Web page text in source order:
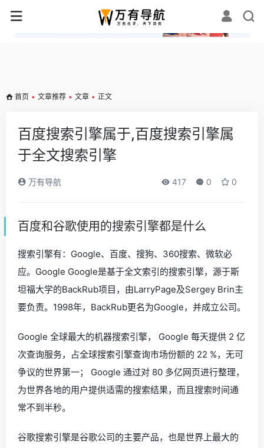
✕
首页 • 文章推荐 • 文章 • 正文
百度搜索引擎属于,百度搜索引擎属
于全文搜索引擎
万有导航 417 0 0
百度和谷歌使用的搜索引擎都是什么
搜索引擎有：Google、百度、搜狗、360搜索、微软必
应。Google Google是基于全文索引的搜索引擎，源于斯
坦福大学的BackRub项目，由LarryPage及Sergey Brin主
要负责。1998年，BackRub更名为Google，并成立公司。
Google 全球最大的机器搜索引擎， Google 每天提供 2 亿
次查询服务，占全球搜索引擎查询市场份额的 22 %，无可
争议的世界第一； Google 通过对 80 多亿网页进行整理，
为世界各地的用户提供适需的搜索结果，而且搜索时间通
常不到半秒。
谷歌搜索引擎是谷歌公司的主要产品，也是世界上最大的